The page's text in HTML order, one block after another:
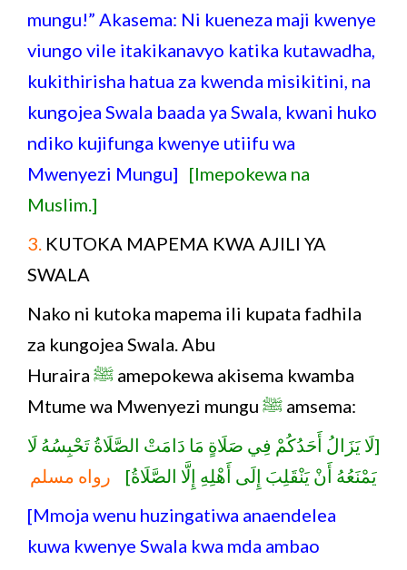
mungu!” Akasema: Ni kueneza maji kwenye
viungo vile itakikanavyo katika kutawadha,
kukithirisha hatua za kwenda misikitini, na
kungojea Swala baada ya Swala, kwani huko
ndiko kujifunga kwenye utiifu wa
Mwenyezi Mungu] [Imepokewa na
Muslim.]
3. KUTOKA MAPEMA KWA AJILI YA
SWALA
Nako ni kutoka mapema ili kupata fadhila
za kungojea Swala. Abu
Huraira ﷺ amepokewa akisema kwamba
Mtume wa Mwenyezi mungu ﷺ amsema:
[لَا يَزَالُ أَحَدُكُمْ فِي صَلَاةٍ مَا دَامَتْ الصَّلَاةُ تَحْبِسُهُ لَا
يَمْنَعُهُ أَنْ يَنْقَلِبَ إِلَى أَهْلِهِ إِلَّا الصَّلَاةُ]
رواه مسلم
[Mmoja wenu huzingatiwa anaendelea
kuwa kwenye Swala kwa mda ambao